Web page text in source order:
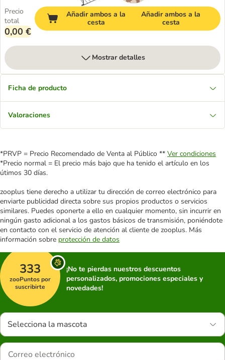
Precio
total
0,00 €
Añadir ambos a la
cesta
Añadir ambos a la
cesta
Mostrar detalles
Ficha de producto
Valoraciones
*PRVP = Precio Recomendado de Venta al Público ** Ver condiciones
*Precio normal = El precio más bajo que ha tenido el artículo en los
útimos 30 días.
zooplus tiene derecho a utilizar tu dirección de correo electrónico para
enviarte publicidad directa sobre sus propios productos o servicios
similares. Puedes oponerte a ello en cualquier momento, sin incurrir en
ningún gasto adicional a los gastos básicos de transmisión, poniéndote
en contacto con el servicio de atención al cliente de zooplus. Más
información sobre protección de datos
333
zooPuntos por
suscribirte
¡No te pierdas nuestros descuentos
personalizados, promociones especiales y
novedades!
Selecciona la mascota